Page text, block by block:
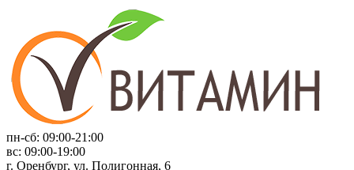
пн-сб: 09:00-21:00
вс: 09:00-19:00
г. Оренбург, ул. Полигонная, 6